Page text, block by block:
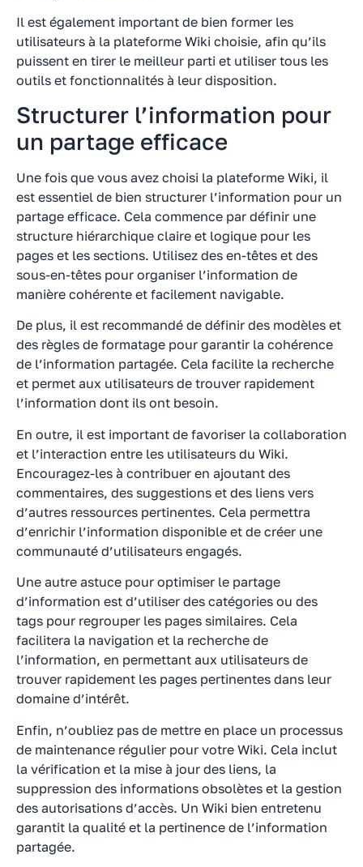
Il est également important de bien former les
utilisateurs à la plateforme Wiki choisie, afin qu’ils
puissent en tirer le meilleur parti et utiliser tous les
outils et fonctionnalités à leur disposition.
Structurer l’information pour
un partage efficace
Une fois que vous avez choisi la plateforme Wiki, il
est essentiel de bien structurer l’information pour un
partage efficace. Cela commence par définir une
structure hiérarchique claire et logique pour les
pages et les sections. Utilisez des en-têtes et des
sous-en-têtes pour organiser l’information de
manière cohérente et facilement navigable.
De plus, il est recommandé de définir des modèles et
des règles de formatage pour garantir la cohérence
de l’information partagée. Cela facilite la recherche
et permet aux utilisateurs de trouver rapidement
l’information dont ils ont besoin.
En outre, il est important de favoriser la collaboration
et l’interaction entre les utilisateurs du Wiki.
Encouragez-les à contribuer en ajoutant des
commentaires, des suggestions et des liens vers
d’autres ressources pertinentes. Cela permettra
d’enrichir l’information disponible et de créer une
communauté d’utilisateurs engagés.
Une autre astuce pour optimiser le partage
d’information est d’utiliser des catégories ou des
tags pour regrouper les pages similaires. Cela
facilitera la navigation et la recherche de
l’information, en permettant aux utilisateurs de
trouver rapidement les pages pertinentes dans leur
domaine d’intérêt.
Enfin, n’oubliez pas de mettre en place un processus
de maintenance régulier pour votre Wiki. Cela inclut
la vérification et la mise à jour des liens, la
suppression des informations obsolètes et la gestion
des autorisations d’accès. Un Wiki bien entretenu
garantit la qualité et la pertinence de l’information
partagée.